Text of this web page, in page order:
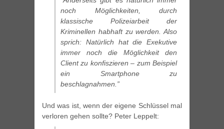
noch Möglichkeiten, durch
klassische Polizeiarbeit der
Kriminellen habhaft zu werden. Also
sprich: Natürlich hat die Exekutive
immer noch die Möglichkeit den
Client zu konfiszieren – zum Beispiel
ein Smartphone zu
beschlagnahmen.”
Und was ist, wenn der eigene Schlüssel mal
verloren gehen sollte? Peter Leppelt: